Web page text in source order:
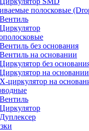
полосковые
Вентиль
Циркулятор
Вентиль без основания
Вентиль на основании
Циркулятор без
Циркулятор на основании
Х-циркулятор на
Вентиль
Циркулятор
Дуплексер